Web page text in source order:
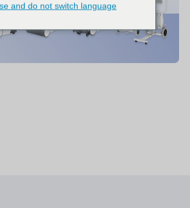
and do not switch language